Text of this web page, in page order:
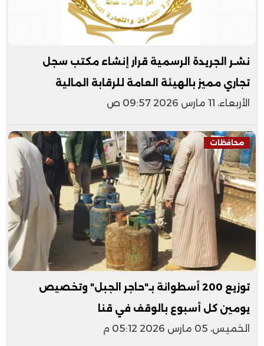
نشـر الجريدة الرسمية قرار إنشاء مكتب سجل
تجاري مميز بالهيئة العامة للرقابة المالية
الأربعاء، 11 مارس 2026 09:57 ص
محافظات
توزيع 200 أسطوانة بـ"حاجر الجبل" وتخصيص
يومين كل أسبوع بالوقف في قنا
الخميس، 05 مارس 2026 05:12 م